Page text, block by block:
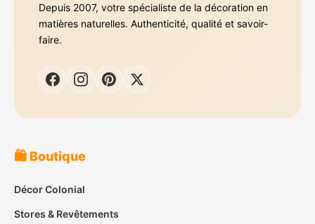
Depuis 2007, votre spécialiste de la décoration en
matières naturelles. Authenticité, qualité et savoir-
faire.
🛍️ Boutique
Décor Colonial
Stores & Revêtements